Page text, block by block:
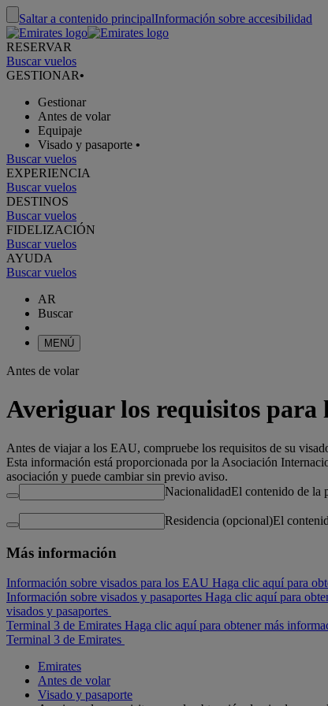
Saltar a contenido principalInformación sobre accesibilidad
RESERVAR
Buscar vuelos
GESTIONAR•
Gestionar
Antes de volar
Equipaje
Visado y pasaporte •
Buscar vuelos
EXPERIENCIA
Buscar vuelos
DESTINOS
Buscar vuelos
FIDELIZACIÓN
Buscar vuelos
AYUDA
Buscar vuelos
AR
Buscar
MENÚ
Antes de volar
Averiguar los requisitos para
Antes de viajar a los EAU, compruebe los requisitos de su
Esta información está proporcionada por la Asociación
asociación y puede cambiar sin previo aviso.
NacionalidadEl contenido de la
Residencia (opcional)El
Más información
Información sobre visados para los EAU Haga clic aquí para
Información sobre visados y pasaportes Haga clic aquí para
visados y pasaportes
Terminal 3 de Emirates Haga clic aquí para obtener más
Terminal 3 de Emirates
Emirates
Antes de volar
Visado y pasaporte